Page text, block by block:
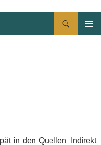
in den Quellen: Indirekt